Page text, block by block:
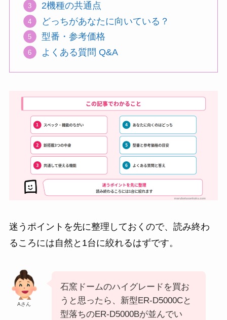
2機種の共通点
どっちがあなたに向いている？
型番・参考価格
よくある質問 Q&A
迷うポイントを先に整理しておくので、読み終わ
るころには自然と1台に絞れるはずです。
Aさん
石窯ドームのハイグレードを買お
うと思ったら、新型ER-D5000Cと
型落ちのER-D5000Bが並んでい